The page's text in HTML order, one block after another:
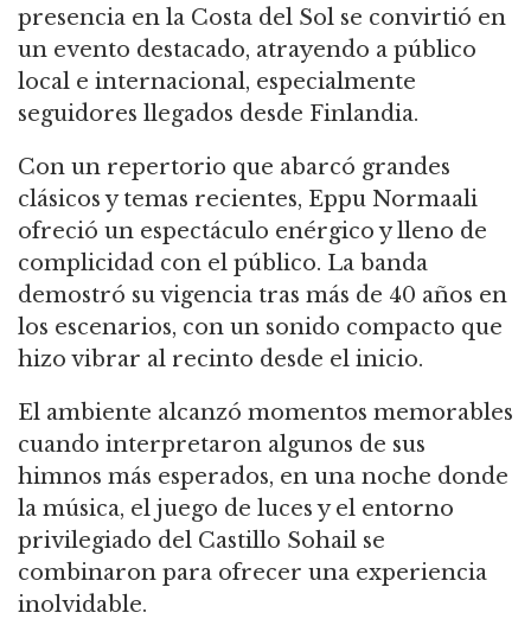
presencia en la Costa del Sol se convirtió en
un evento destacado, atrayendo a público
local e internacional, especialmente
seguidores llegados desde Finlandia.
Con un repertorio que abarcó grandes
clásicos y temas recientes, Eppu Normaali
ofreció un espectáculo enérgico y lleno de
complicidad con el público. La banda
demostró su vigencia tras más de 40 años en
los escenarios, con un sonido compacto que
hizo vibrar al recinto desde el inicio.
El ambiente alcanzó momentos memorables
cuando interpretaron algunos de sus
himnos más esperados, en una noche donde
la música, el juego de luces y el entorno
privilegiado del Castillo Sohail se
combinaron para ofrecer una experiencia
inolvidable.